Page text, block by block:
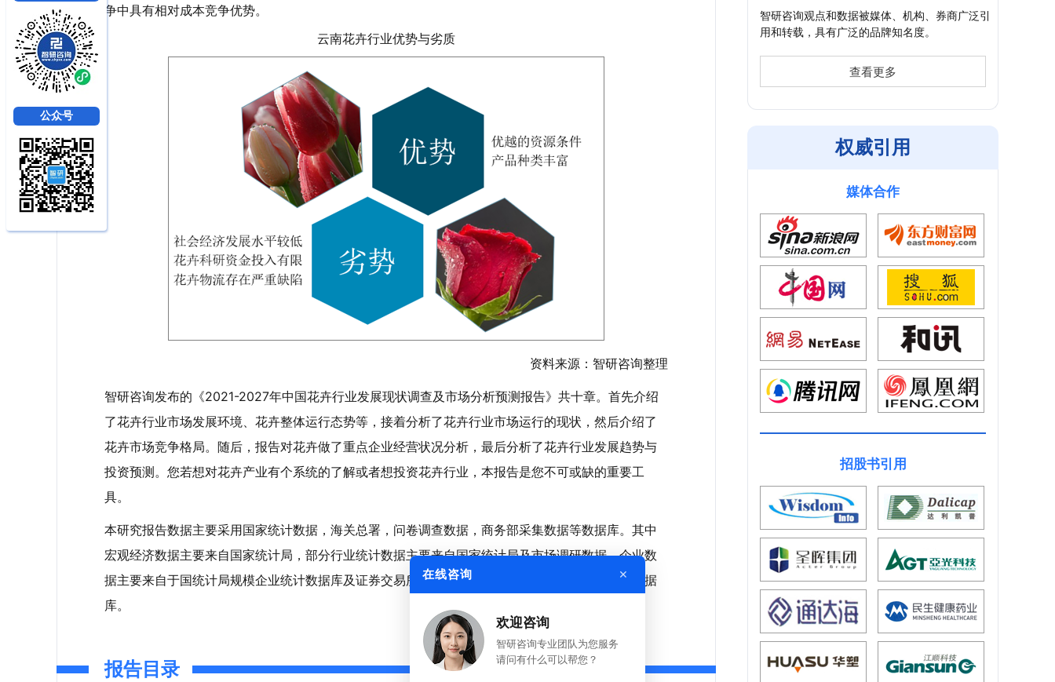
争中具有相对成本竞争优势。
云南花卉行业优势与劣质
资料来源：智研咨询整理
智研咨询发布的《2021-2027年中国花卉行业发展现状调查及市场分析预测报告》共十章。首先介绍
了花卉行业市场发展环境、花卉整体运行态势等，接着分析了花卉行业市场运行的现状，然后介绍了
花卉市场竞争格局。随后，报告对花卉做了重点企业经营状况分析，最后分析了花卉行业发展趋势与
投资预测。您若想对花卉产业有个系统的了解或者想投资花卉行业，本报告是您不可或缺的重要工
具。
本研究报告数据主要采用国家统计数据，海关总署，问卷调查数据，商务部采集数据等数据库。其中
宏观经济数据主要来自国家统计局，部分行业统计数据主要来自国家统计局及市场调研数据，企业数
据主要来自于国统计局规模企业统计数据库及证券交易所等，价格数据主要来自于各类市场监测数据
库。
报告目录
智研咨询观点和数据被媒体、机构、券商广泛引
用和转载，具有广泛的品牌知名度。
查看更多
权威引用
媒体合作
招股书引用
在线咨询 ×
欢迎咨询
智研咨询专业团队为您服务
请问有什么可以帮您？
公众号